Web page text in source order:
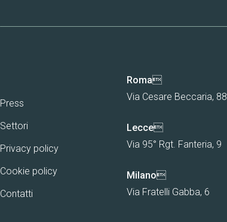
Press
Settori
Privacy policy
Cookie policy
Contatti
Roma
Via Cesare Beccaria, 88
Lecce
Via 95° Rgt. Fanteria, 9
Milano
Via Fratelli Gabba, 6